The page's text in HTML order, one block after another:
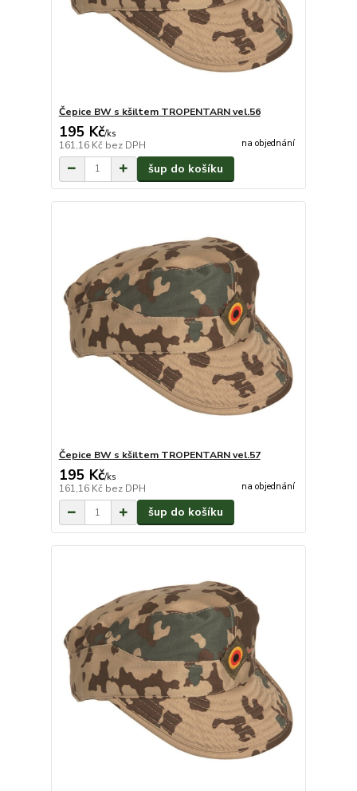
Čepice BW s kšiltem TROPENTARN vel.56
195 Kč/ks
161,16 Kč bez DPH na objednání
šup do košíku
Čepice BW s kšiltem TROPENTARN vel.57
195 Kč/ks
161,16 Kč bez DPH na objednání
šup do košíku